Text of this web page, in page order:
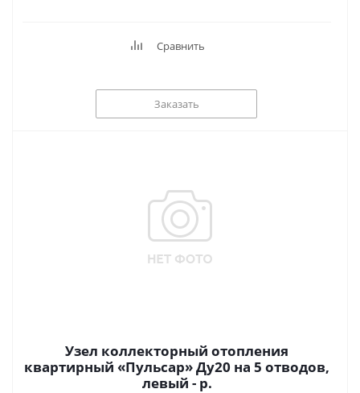
Сравнить
Заказать
Узел коллекторный отопления
квартирный «Пульсар» Ду20 на 5 отводов,
левый - р.